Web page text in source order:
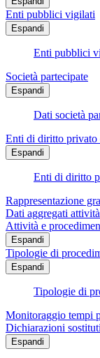
Enti pubblici vigilati
Espandi
Enti pubblici
Società partecipate
Espandi
Dati società
Enti di diritto privato
Espandi
Enti di diritto
Rappresentazione
Dati aggregati
Attività e
Espandi
Tipologie di
Espandi
Tipologie di
Monitoraggio tempi
Dichiarazioni
Espandi